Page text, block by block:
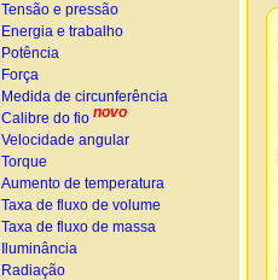
Tensão e pressão
Energia e trabalho
Potência
Força
Medida de circunferência
Calibre do fio novo
Velocidade angular
Torque
Aumento de temperatura
Taxa de fluxo de volume
Taxa de fluxo de massa
Iluminância
Radiação